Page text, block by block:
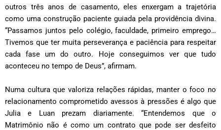
outros três anos de casamento, eles enxergam a trajetória
como uma construção paciente guiada pela providência divina.
“Passamos juntos pelo colégio, faculdade, primeiro emprego…
Tivemos que ter muita perseverança e paciência para respeitar
cada fase um do outro. Hoje conseguimos ver que tudo
aconteceu no tempo de Deus”, afirmam.
Numa cultura que valoriza relações rápidas, manter o foco no
relacionamento comprometido avessos à pressões é algo que
Julia e Luan prezam diariamente. “Entendemos que o
Matrimônio não é como um contrato que pode ser desfeito